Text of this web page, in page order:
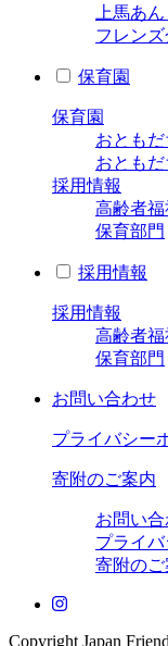
上馬あ
フレン
保育園
保育園
おともだ
おとも
採用情報
高齢者福
保育部門
採用情報
採用情報
高齢者福
保育部門
お問い合わせ
プライバシー
寄附のご案内
お問い
プライ
寄附のご
Copyright Japan